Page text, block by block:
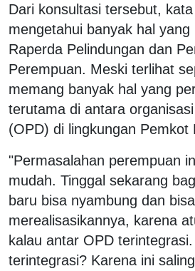
Dari konsultasi tersebut,
mengetahui banyak hal
Raperda Pelindungan dan
Perempuan. Meski terlihat
memang banyak hal yang
terutama di antara
(OPD) di lingkungan Pemkot
"Permasalahan perempuan
mudah. Tinggal sekarang
baru bisa nyambung dan bisa
merealisasikannya, karena
kalau antar OPD
terintegrasi? Karena ini